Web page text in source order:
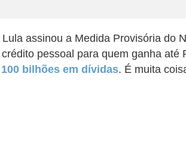
assinou a Medida Provisória do
pessoal para quem ganha
bilhões em dívidas. É muita